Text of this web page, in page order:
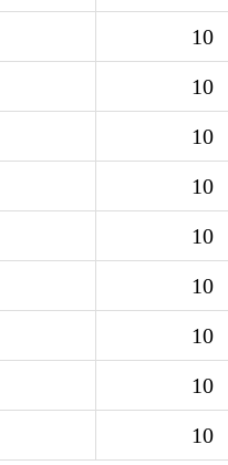
10
10
10
10
10
10
10
10
10